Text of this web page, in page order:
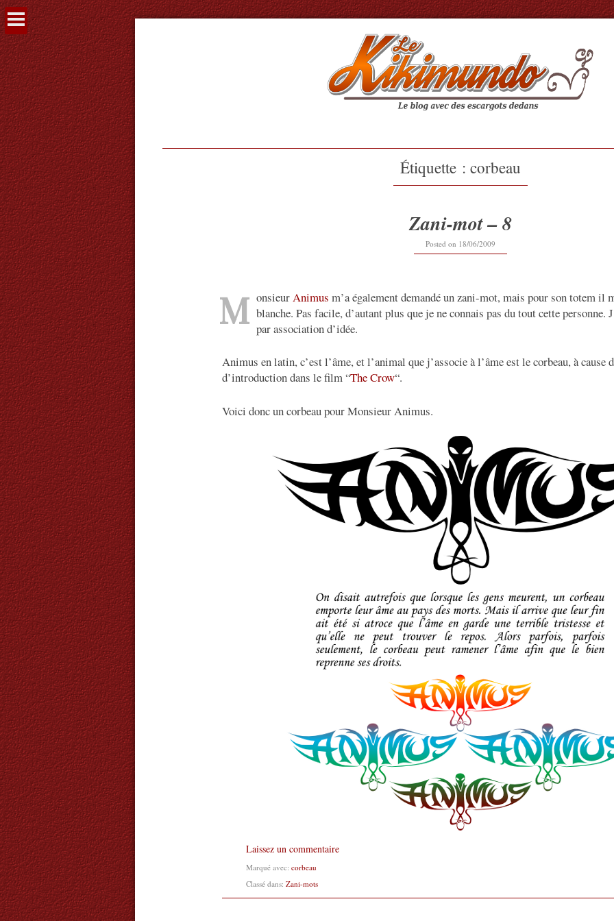
Voir
le
contenu
Étiquette : corbeau
Zani-mot – 8
Posted on 18/06/2009
M onsieurAnimus m’a également demandé un zani-mot, mais pour son totem il
blanche. Pas facile, d’autant plus que je ne connais pas du tout cette personne.
par association d’idée.
Animus en latin, c’est l’âme, et l’animal que j’associe à l’âme est le corbeau, à cause
d’introduction dans le film “The Crow“.
Voici donc un corbeau pour Monsieur Animus.
Laissez un commentaire
Marqué avec: corbeau
Classé dans: Zani-mots